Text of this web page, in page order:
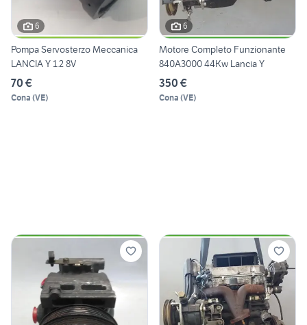
6
Pompa Servosterzo Meccanica
LANCIA Y 1.2 8V
70 €
Cona (VE)
6
Motore Completo Funzionante
840A3000 44Kw Lancia Y
350 €
Cona (VE)